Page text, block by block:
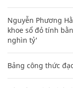
Nguyễn Phương
khoe sổ đỏ tính
nghìn tỷ'
Bảng công thức